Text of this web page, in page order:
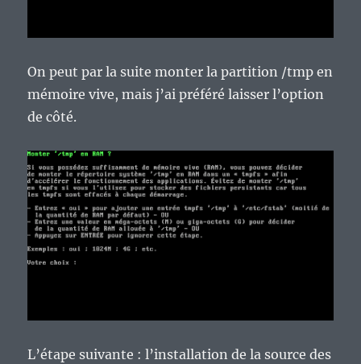
On peut par la suite monter la partition /tmp en
mémoire vive, mais j’ai préféré laisser l’option
de côté.
L’étape suivante : l’installation de la source des